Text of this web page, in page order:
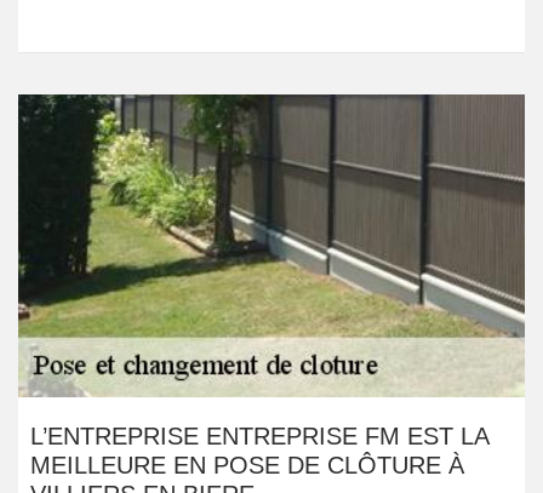
L’ENTREPRISE ENTREPRISE FM EST LA
MEILLEURE EN POSE DE CLÔTURE À